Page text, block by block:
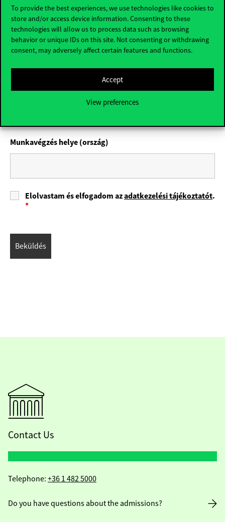
To provide the best experiences, we use technologies like cookies to
store and/or access device information. Consenting to these
technologies will allow us to process data such as browsing
behavior or unique IDs on this site. Not consenting or withdrawing
consent, may adversely affect certain features and functions.
Accept
View preferences
Munkahely*
Munkavégzés helye (ország)
Elolvastam és elfogadom azadatkezelési tájékoztatót.
*
Contact Us
Telephone: +36 1 482 5000
Do you have questions about the admissions?